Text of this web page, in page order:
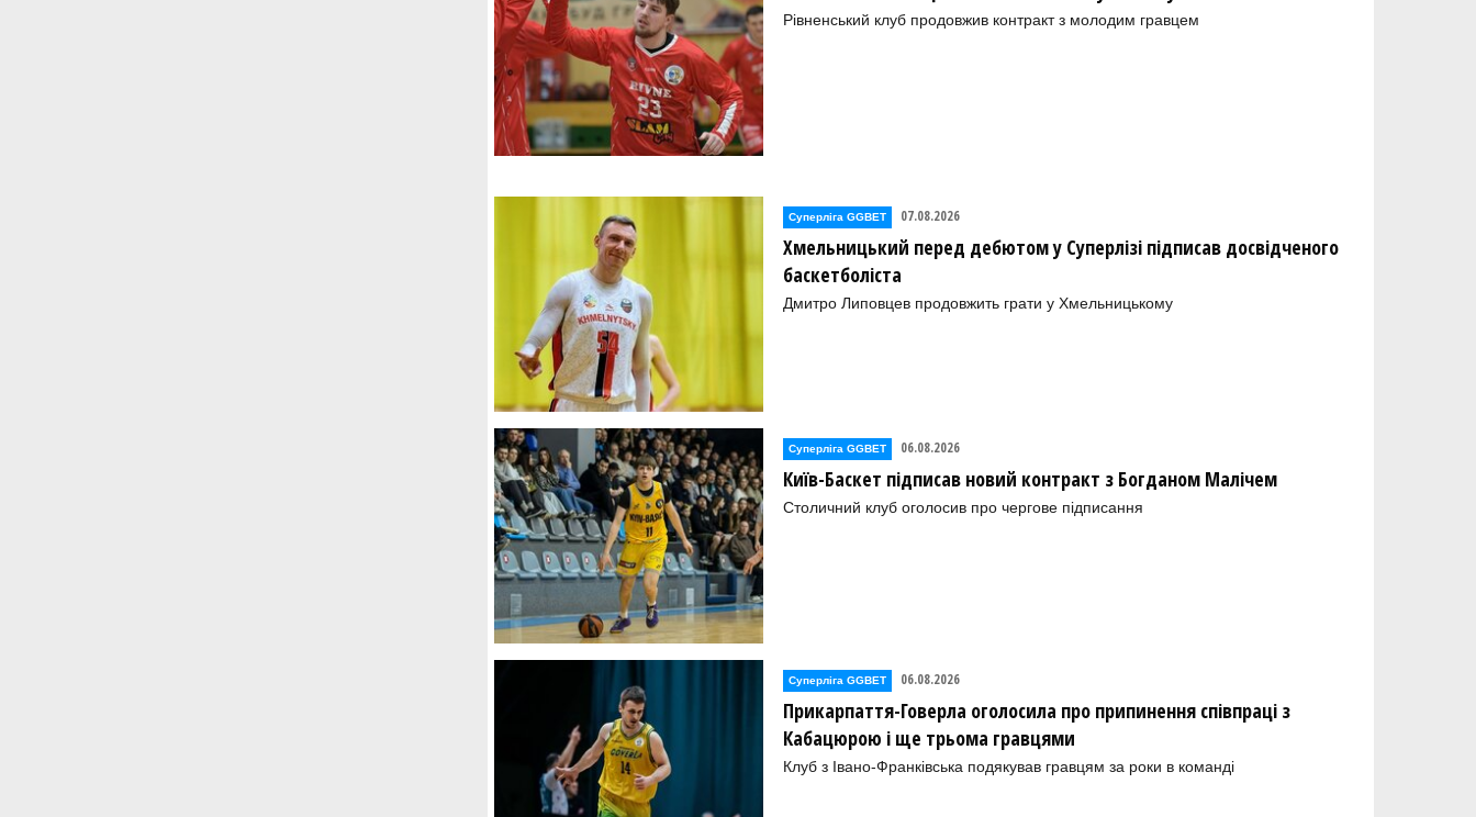
Рівненський клуб продовжив контракт з молодим гравцем
Суперліга GGBET 07.08.2026
Хмельницький перед дебютом у Суперлізі підписав досвідченого
баскетболіста
Дмитро Липовцев продовжить грати у Хмельницькому
Суперліга GGBET 06.08.2026
Київ-Баскет підписав новий контракт з Богданом Малічем
Столичний клуб оголосив про чергове підписання
Суперліга GGBET 06.08.2026
Прикарпаття-Говерла оголосила про припинення співпраці з
Кабацюрою і ще трьома гравцями
Клуб з Івано-Франківська подякував гравцям за роки в команді